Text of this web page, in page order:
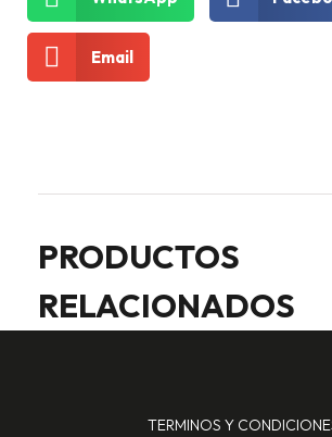
Email
PRODUCTOS
RELACIONADOS
TERMINOS Y